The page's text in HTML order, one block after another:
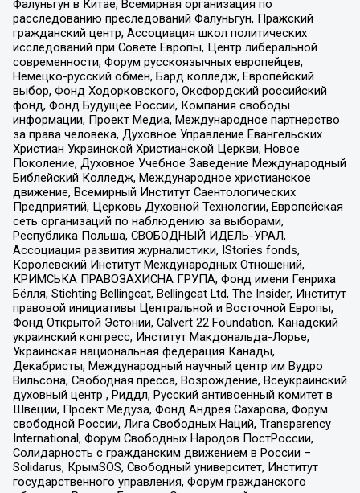
Фалуньгун в Китае, Всемирная организация по
расследованию преследований Фалуньгун, Пражский
гражданский центр, Ассоциация школ политических
исследований при Совете Европы, Центр либеральной
современности, Форум русскоязычных европейцев,
Немецко-русский обмен, Бард колледж, Европейский
выбор, Фонд Ходорковского, Оксфордский российский
фонд, Фонд Будущее России, Компания свободы
информации, Проект Медиа, Международное партнерство
за права человека, Духовное Управление Евангельских
Христиан Украинской Христианской Церкви, Новое
Поколение, Духовное Учебное Заведение Международный
Библейский Колледж, Международное христианское
движение, Всемирный Институт Саентологических
Предприятий, Церковь Духовной Технологии, Европейская
сеть организаций по наблюдению за выборами,
Республика Польша, СВОБОДНЫЙ ИДЕЛЬ-УРАЛ,
Ассоциация развития журналистики, IStories fonds,
Королевский Институт Международных Отношений,
КРИМСЬКА ПРАВОЗАХИСНА ГРУПА, Фонд имени Генриха
Бёлля, Stichting Bellingcat, Bellingcat Ltd, The Insider, Институт
правовой инициативы Центральной и Восточной Европы,
Фонд Открытой Эстонии, Calvert 22 Foundation, Канадский
украинский конгресс, Институт Макдональда-Лорье,
Украинская национальная федерация Канады,
Декабристы, Международный научный центр им Вудро
Вильсона, Свободная пресса, Возрождение, Всеукраинский
духовный центр , Риддл, Русский антивоенный комитет в
Швеции, Проект Медуза, Фонд Андрея Сахарова, Форум
свободной России, Лига Свободных Наций, Transparеncy
International, Форум Свободных Народов ПостРоссии,
Солидарность с гражданским движением в России –
Solidarus, КрымSOS, Свободный университет, Институт
государственного управления, Форум гражданского